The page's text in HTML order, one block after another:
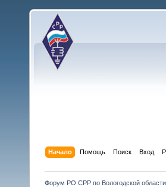
Начало Помощь Поиск Вход
Форум РО СРР по Вологодской области